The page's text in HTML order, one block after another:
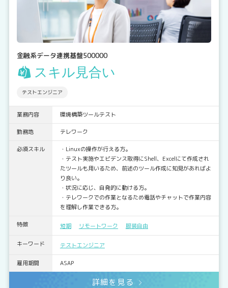
金融系データ連携基盤500000
スキル見合い
テストエンジニア
業務内容 環境構築ツールテスト
勤務地 テレワーク
必須スキル
・Linuxの操作が行える方。
・テスト実施やエビデンス取得にShell、Excelにて作成され
たツールも用いるため、前述のツール作成に知見があればよ
り良い。
・状況に応じ、自発的に動ける方。
・テレワークでの作業となるため電話やチャットで作業内容
を理解し作業できる方。
特徴 短期 リモートワーク 服装自由
キーワード テストエンジニア
雇用期間 ASAP
詳細を見る